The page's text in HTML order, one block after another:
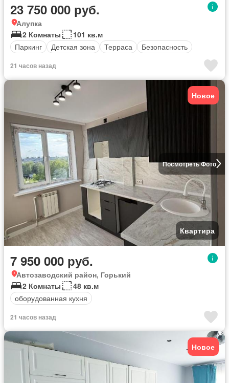
23 750 000 руб.
Алупка
2 Комнаты
101 кв.м
Паркинг
Детская зона Терраса Безопасность
21 часов назад
Посмотреть Фото
Новое
Квартира
7 950 000 руб.
Автозаводский район, Горький
2 Комнаты
48 кв.м
оборудованная кухня
21 часов назад
Новое